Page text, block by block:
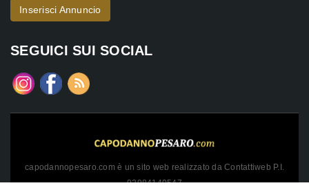
Inserisci Annuncio
SEGUICI SUI SOCIAL
capodannopesaro.com è un sito web realizzato da Contattiweb P.I.
02984140547